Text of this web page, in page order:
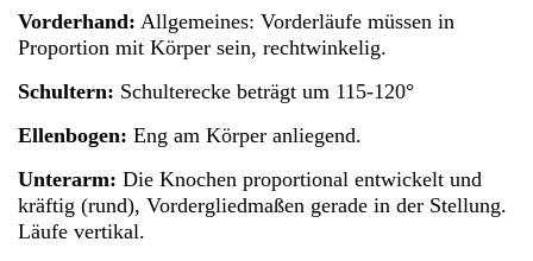
Vorderhand: Allgemeines: Vorderläufe müssen in
Proportion mit Körper sein, rechtwinkelig.
Schultern: Schulterecke beträgt um 115-120°
Ellenbogen: Eng am Körper anliegend.
Unterarm: Die Knochen proportional entwickelt und
kräftig (rund), Vordergliedmaßen gerade in der Stellung.
Läufe vertikal.